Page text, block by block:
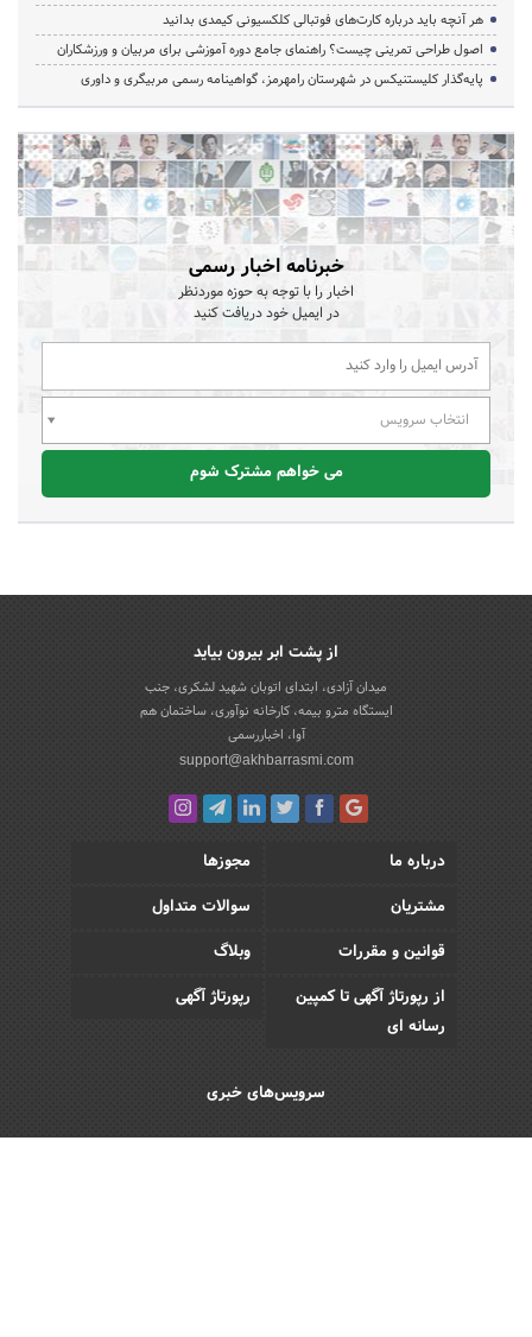
هر آنچه باید درباره کارت‌های فوتبالی کلکسیونی کیمدی بدانید
اصول طراحی تمرینی چیست؟ راهنمای جامع دوره آموزشی برای مربیان و ورزشکاران
پایه‌گذار کلیستنیکس در شهرستان رامهرمز، گواهینامه رسمی مربیگری و داوری
خبرنامه اخبار رسمی
اخبار را با توجه به حوزه موردنظر
در ایمیل خود دریافت کنید
انتخاب سرویس
می خواهم مشترک شوم
از پشت ابر بیرون بیاید
میدان آزادی، ابتدای اتوبان شهید لشکری، جنب
ایستگاه مترو بیمه، کارخانه نوآوری، ساختمان هم
آوا، اخباررسمی
support@akhbarrasmi.com
درباره ما
مجوزها
مشتریان
سوالات متداول
قوانین و مقررات
وبلاگ
از رپورتاژ آگهی تا کمپین
رسانه ای
رپورتاژ آگهی
سرویس‌های خبری